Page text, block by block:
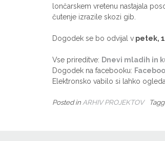
lončarskem vretenu nastajala
čutenje izrazile skozi gib.
Dogodek se bo odvijal v petek,
Vse prireditve: Dnevi mladih in
Dogodek na facebooku:
Elektronsko vabilo si lahko
Posted in ARHIV PROJEKTOV